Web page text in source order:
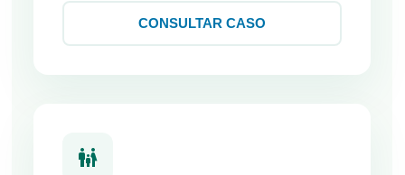
CONSULTAR CASO
family_restroom